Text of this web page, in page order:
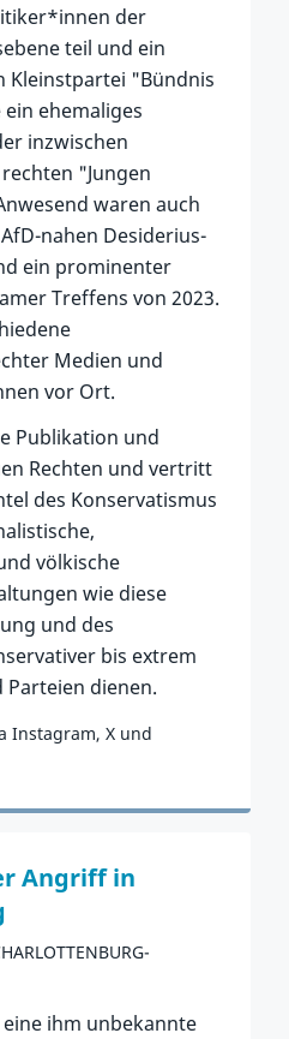
der
teil und ein
Kleinstpartei "Bündnis
ehemaliges
inzwischen
"Jungen
waren auch
nahen Desiderius-
ein prominenter
Treffens von 2023.
Medien und
vor Ort.
Publikation und
Rechten und vertritt
des Konservatismus
völkische
wie diese
und des
bis extrem
dienen.
Instagram, X und
Angriff in
ihm unbekannte